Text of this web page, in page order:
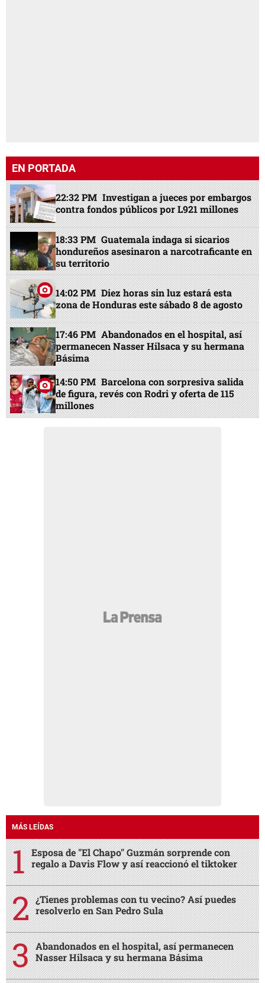
EN PORTADA
22:32 PM Investigan a jueces por embargos
contra fondos públicos por L921 millones
18:33 PM Guatemala indaga si sicarios
hondureños asesinaron a narcotraficante en
su territorio
14:02 PM Diez horas sin luz estará esta
zona de Honduras este sábado 8 de agosto
17:46 PM Abandonados en el hospital, así
permanecen Nasser Hilsaca y su hermana
Básima
14:50 PM Barcelona con sorpresiva salida
de figura, revés con Rodri y oferta de 115
millones
MÁS LEÍDAS
Esposa de "El Chapo" Guzmán sorprende con
regalo a Davis Flow y así reaccionó el tiktoker
¿Tienes problemas con tu vecino? Así puedes
resolverlo en San Pedro Sula
Abandonados en el hospital, así permanecen
Nasser Hilsaca y su hermana Básima